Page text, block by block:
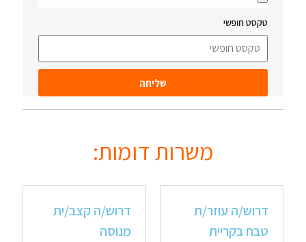
טקסט חופשי
שליחה
משרות דומות:
דרוש/ה עוזר/ת
טבח בקריית
דרוש/ה קצב/ית
מנוסה